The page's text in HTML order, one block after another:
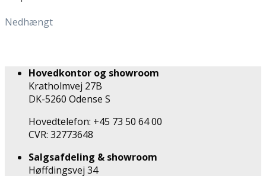
Nedhængt
Hovedkontor og showroom
Kratholmvej 27B
DK-5260 Odense S
Hovedtelefon: +45 73 50 64 00
CVR: 32773648
Salgsafdeling & showroom
Høffdingsvej 34